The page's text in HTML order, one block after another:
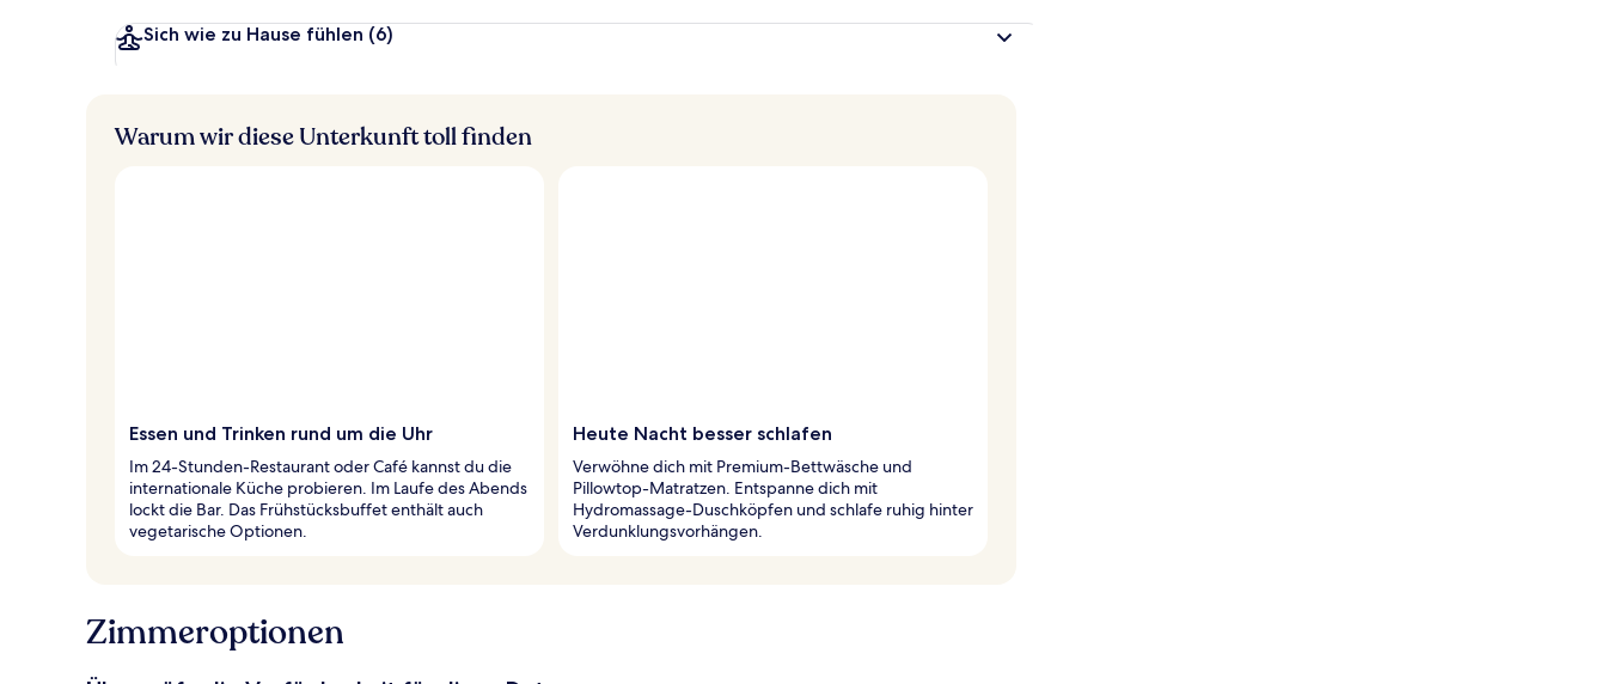
Sich wie zu Hause fühlen (6)
Warum wir diese Unterkunft toll finden
Essen und Trinken rund um die Uhr
Im 24-Stunden-Restaurant oder Café kannst du die
internationale Küche probieren. Im Laufe des Abends
lockt die Bar. Das Frühstücksbuffet enthält auch
vegetarische Optionen.
Heute Nacht besser schlafen
Verwöhne dich mit Premium-Bettwäsche und
Pillowtop-Matratzen. Entspanne dich mit
Hydromassage-Duschköpfen und schlafe ruhig hinter
Verdunklungsvorhängen.
Zimmeroptionen